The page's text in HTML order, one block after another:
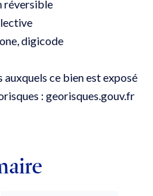
réversible
digicode
ce bien est exposé
: georisques.gouv.fr